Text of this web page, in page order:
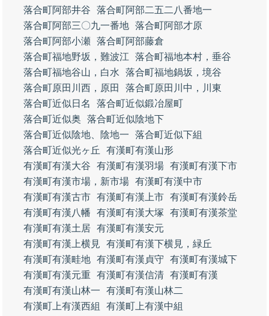
落合町阿部井谷
落合町阿部二五二八番地一
落合町阿部三〇九一番地 落合町阿部才原
落合町阿部小瀬 落合町阿部藤倉
落合町福地野坂，難波江
落合町福地本村，垂谷
落合町福地谷山，白水
落合町福地鍋坂，境谷
落合町原田川西，原田
落合町原田川中，川東
落合町近似日名
落合町近似鍛冶屋町
落合町近似奥
落合町近似陰地下
落合町近似陰地、陰地一
落合町近似下組
落合町近似光ヶ丘
有漢町有漢山形
有漢町有漢大谷
有漢町有漢羽場 有漢町有漢下市
有漢町有漢市場，新市場 有漢町有漢中市
有漢町有漢古市 有漢町有漢上市 有漢町有漢鈴岳
有漢町有漢八幡
有漢町有漢大塚
有漢町有漢茶堂
有漢町有漢土居 有漢町有漢安元
有漢町有漢上横見
有漢町有漢下横見，緑丘
有漢町有漢畦地 有漢町有漢貞守
有漢町有漢城下
有漢町有漢元重 有漢町有漢信清 有漢町有漢
有漢町有漢山林一
有漢町有漢山林二
有漢町上有漢西組
有漢町上有漢中組